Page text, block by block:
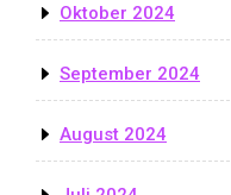
Oktober 2024
September 2024
August 2024